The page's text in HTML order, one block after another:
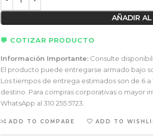
AÑADIR
💬 COTIZAR PRODUCTO
Información Importante: Consulte
El producto puede entregarse armado bajo
Los tiempos de entrega estimados son de 6 a
destino. Para compras corporativas o mayor
WhatsApp al 310 255 5723.
ADD TO COMPARE ADD TO